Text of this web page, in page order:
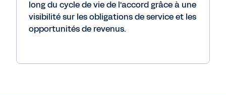
long du cycle de vie de l'accord grâce à une
visibilité sur les obligations de service et les
opportunités de revenus.